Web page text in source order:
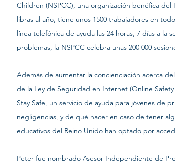
Children (NSPCC), una organización benéfica
libras al año, tiene unos 1500 trabajadores en
línea telefónica de ayuda las 24 horas, 7 días a
problemas, la NSPCC celebra unas 200 000
Además de aumentar la concienciación acerca
de la Ley de Seguridad en Internet (Online
Stay Safe, un servicio de ayuda para jóvenes de
negligencias, y de qué hacer en caso de tener
educativos del Reino Unido han optado por
Peter fue nombrado Asesor Independiente de